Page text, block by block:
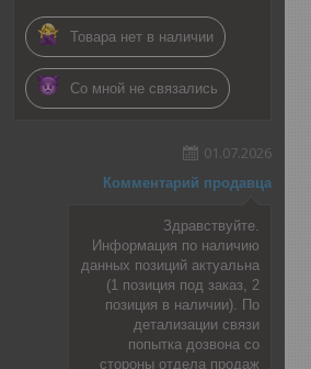
Товара нет в наличии
Со мной не связались
01.07.2026
Комментарий продавца
Здравствуйте.
Информация по наличию
данных позиций актуальна
(1 позиция под заказ, 2
позиция в наличии). По
детализации связи
попытка дозвона со
стороны отдела продаж